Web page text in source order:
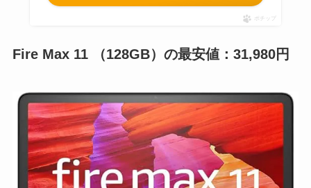
ポチップ
Fire Max 11 （128GB） の最安値：31,980円